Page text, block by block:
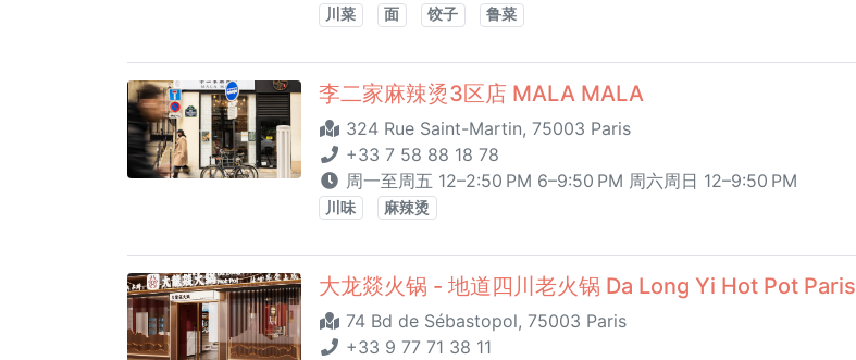
川菜 面 饺子 鲁菜
李二家麻辣烫3区店 MALA MALA
324 Rue Saint-Martin, 75003 Paris
+33 7 58 88 18 78
周一至周五 12–2:50 PM 6–9:50 PM 周六周日 12–9:50 PM
川味 麻辣烫
大龙燚火锅 - 地道四川老火锅 Da Long Yi Hot Pot Paris
74 Bd de Sébastopol, 75003 Paris
+33 9 77 71 38 11